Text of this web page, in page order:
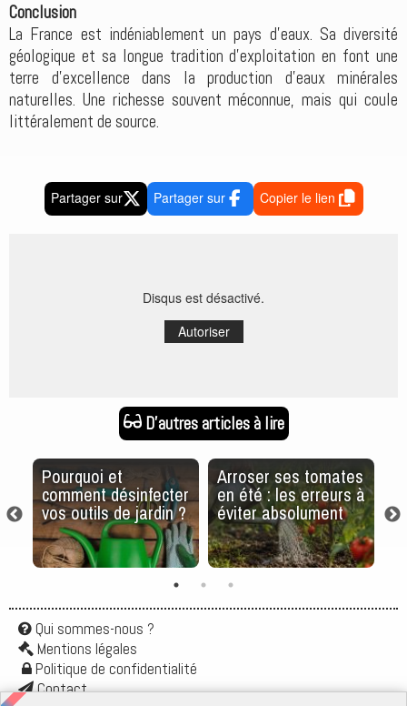
Conclusion
La France est indéniablement un pays d’eaux. Sa diversité
géologique et sa longue tradition d’exploitation en font une
terre d’excellence dans la production d’eaux minérales
naturelles. Une richesse souvent méconnue, mais qui coule
littéralement de source.
Partager sur Partager sur Copier le lien
Disqus est désactivé.
Autoriser
D'autres articles à lire
Pourquoi et
comment désinfecter
vos outils de jardin ?
Arroser ses tomates
en été : les erreurs à
éviter absolument
Qui sommes-nous ?
Mentions légales
Politique de confidentialité
Contact